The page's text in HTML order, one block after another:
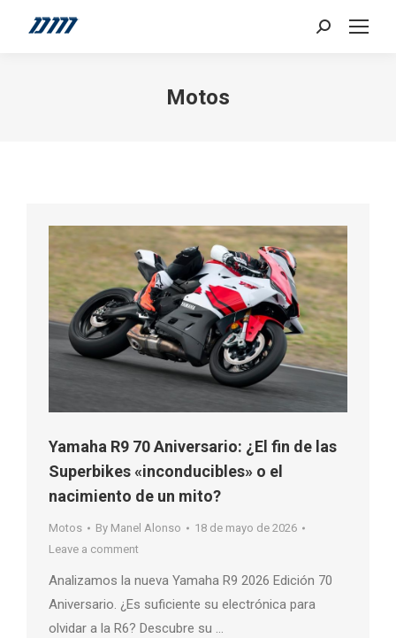
Search:
Motos
Yamaha R9 70 Aniversario: ¿El fin de las
Superbikes «inconducibles» o el
nacimiento de un mito?
Motos By Manel Alonso
18 de mayo de 2026
Leave a comment
Analizamos la nueva Yamaha R9 2026 Edición 70
Aniversario. ¿Es suficiente su electrónica para
olvidar a la R6? Descubre su …